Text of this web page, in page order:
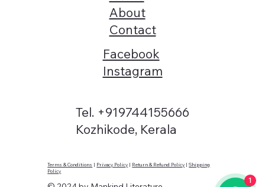
Terms & Conditions | Privacy Policy | Return & Refund Policy |Shipping
Policy
Tel. +919744155666
Kozhikode, Kerala
About
Contact
Facebook
Instagram
1